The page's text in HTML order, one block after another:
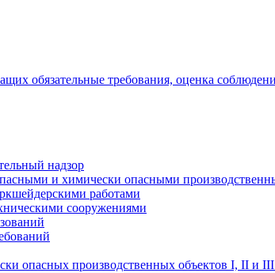
обязательные требования, оценка
надзор
и химически опасными
работами
сооружениями
опасных производственных объектов I, II и III